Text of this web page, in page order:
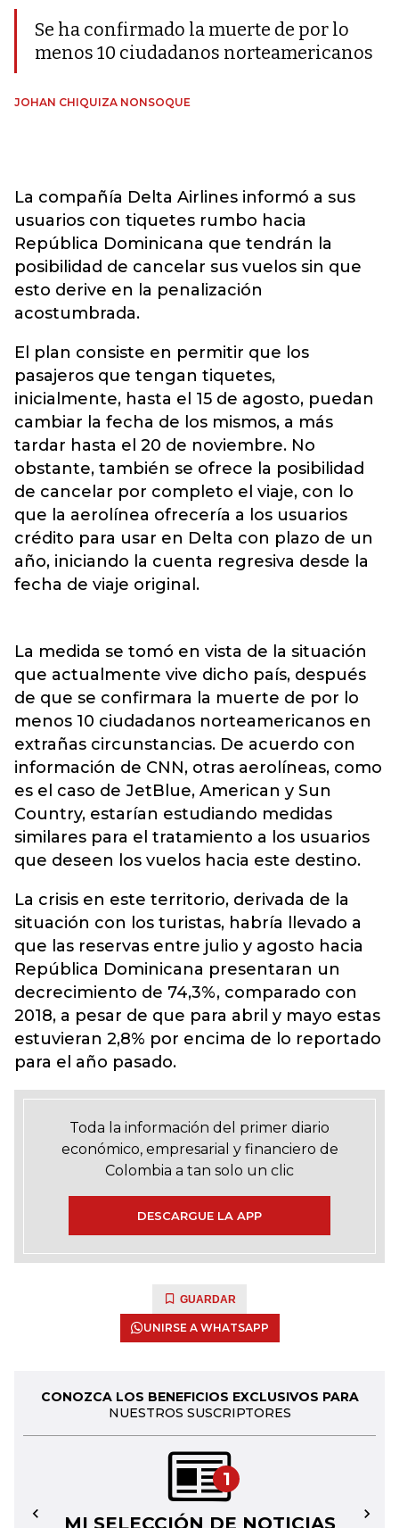
Se ha confirmado la muerte de por lo
menos 10 ciudadanos norteamericanos
JOHAN CHIQUIZA NONSOQUE
La compañía Delta Airlines informó a sus
usuarios con tiquetes rumbo hacia
República Dominicana que tendrán la
posibilidad de cancelar sus vuelos sin que
esto derive en la penalización
acostumbrada.
El plan consiste en permitir que los
pasajeros que tengan tiquetes,
inicialmente, hasta el 15 de agosto, puedan
cambiar la fecha de los mismos, a más
tardar hasta el 20 de noviembre. No
obstante, también se ofrece la posibilidad
de cancelar por completo el viaje, con lo
que la aerolínea ofrecería a los usuarios
crédito para usar en Delta con plazo de un
año, iniciando la cuenta regresiva desde la
fecha de viaje original.
La medida se tomó en vista de la situación
que actualmente vive dicho país, después
de que se confirmara la muerte de por lo
menos 10 ciudadanos norteamericanos en
extrañas circunstancias. De acuerdo con
información de CNN, otras aerolíneas, como
es el caso de JetBlue, American y Sun
Country, estarían estudiando medidas
similares para el tratamiento a los usuarios
que deseen los vuelos hacia este destino.
La crisis en este territorio, derivada de la
situación con los turistas, habría llevado a
que las reservas entre julio y agosto hacia
República Dominicana presentaran un
decrecimiento de 74,3%, comparado con
2018, a pesar de que para abril y mayo estas
estuvieran 2,8% por encima de lo reportado
para el año pasado.
Toda la información del primer diario
económico, empresarial y financiero de
Colombia a tan solo un clic
DESCARGUE LA APP
GUARDAR
UNIRSE A WHATSAPP
CONOZCA LOS BENEFICIOS EXCLUSIVOS PARA
NUESTROS SUSCRIPTORES
1
MI SELECCIÓN DE NOTICIAS
← →